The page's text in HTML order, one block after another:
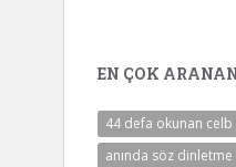
EN ÇOK
44 defa okunan
anında söz dinletme